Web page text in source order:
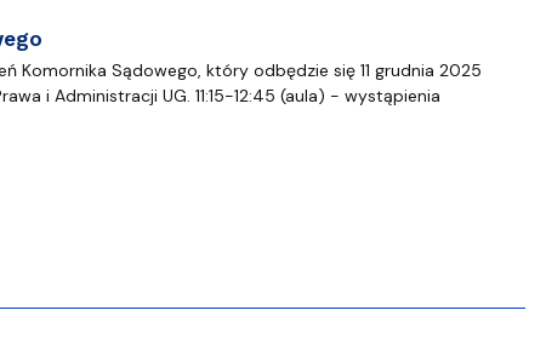
Komornika Sądowego, który odbędzie się 11 grudnia 2025
i Administracji UG. 11:15-12:45 (aula) - wystąpienia